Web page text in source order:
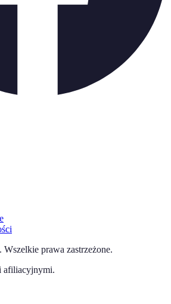
. Wszelkie prawa zastrzeżone.
afiliacyjnymi.